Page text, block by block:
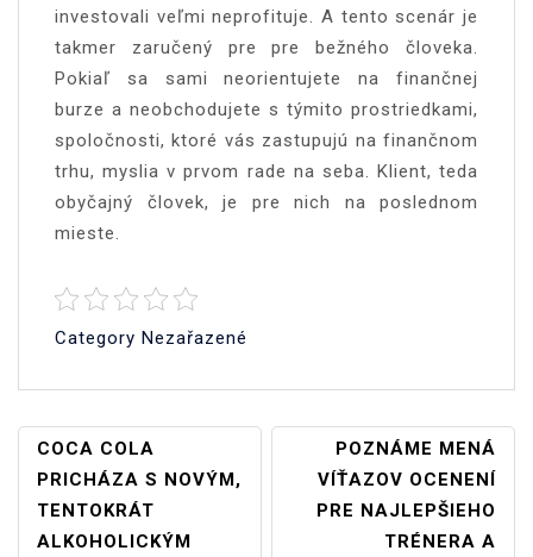
investovali veľmi neprofituje. A tento scenár je
takmer zaručený pre pre bežného človeka.
Pokiaľ sa sami neorientujete na finančnej
burze a neobchodujete s týmito prostriedkami,
spoločnosti, ktoré vás zastupujú na finančnom
trhu, myslia v prvom rade na seba. Klient, teda
obyčajný človek, je pre nich na poslednom
mieste.
Category Nezařazené
Navigace
Pro
Příspěvek
COCA COLA
PRICHÁZA S NOVÝM,
TENTOKRÁT
ALKOHOLICKÝM
POZNÁME MENÁ
VÍŤAZOV OCENENÍ
PRE NAJLEPŠIEHO
TRÉNERA A